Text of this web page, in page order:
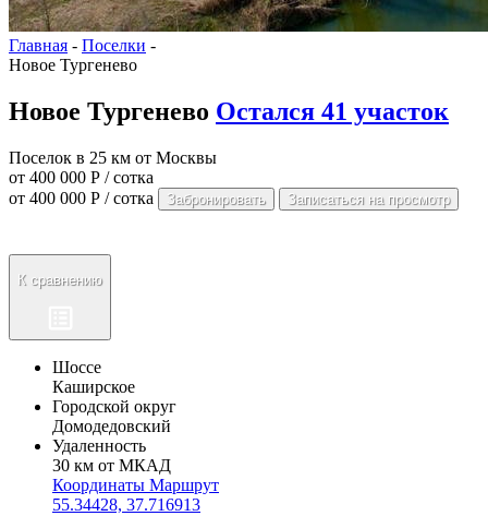
Главная - Поселки -
Новое Тургенево
Новое Тургенево Остался 41 участок
Поселок в 25 км от Москвы
от 400 000 Р / сотка
от 400 000 Р / сотка
Забронировать Записаться на просмотр
К сравнению
Шоссе
Каширское
Городской округ
Домодедовский
Удаленность
30 км от МКАД
Координаты Маршрут
55.34428, 37.716913